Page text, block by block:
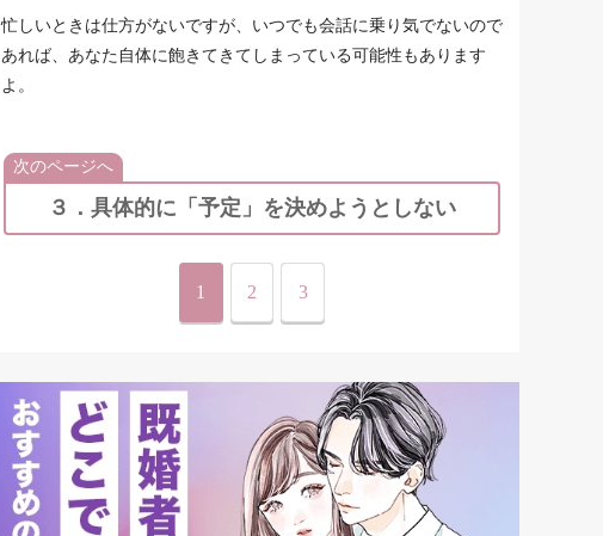
忙しいときは仕方がないですが、いつでも会話に乗り気でないので
あれば、あなた自体に飽きてきてしまっている可能性もあります
よ。
次のページへ
３．具体的に「予定」を決めようとしない
1 2 3